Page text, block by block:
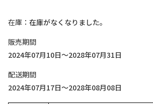
在庫
在庫がなくなりました。
販売期間
2024年07月10日～2028年07月31日
配送期間
2024年07月17日～2028年08月08日